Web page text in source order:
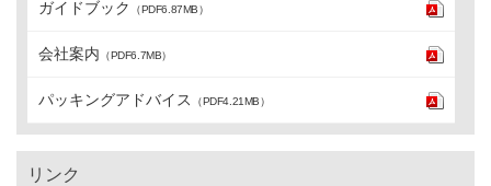
ガイドブック （PDF6.87MB）
会社案内 （PDF6.7MB）
パッキングアドバイス （PDF4.21MB）
リンク